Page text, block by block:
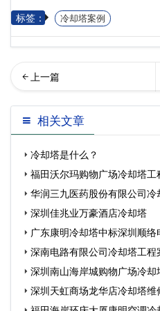
标签： 冷却塔案例
海长隆横琴湾酒店…
相关文章
冷却塔是什么？
福田沃尔玛购物广场冷却塔工
华润三九医药股份有限公司冷
深圳佳兆业万豪酒店冷却塔
广东康明冷却塔中标深圳顺
程 深南电路有限公司冷却塔工程
深圳南山海岸城购物广场冷却
深圳天虹商场龙华店冷却塔维